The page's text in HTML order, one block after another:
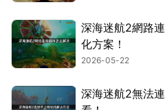
深海迷航2網路
化方案！
2026-05-22
深海迷航2無法